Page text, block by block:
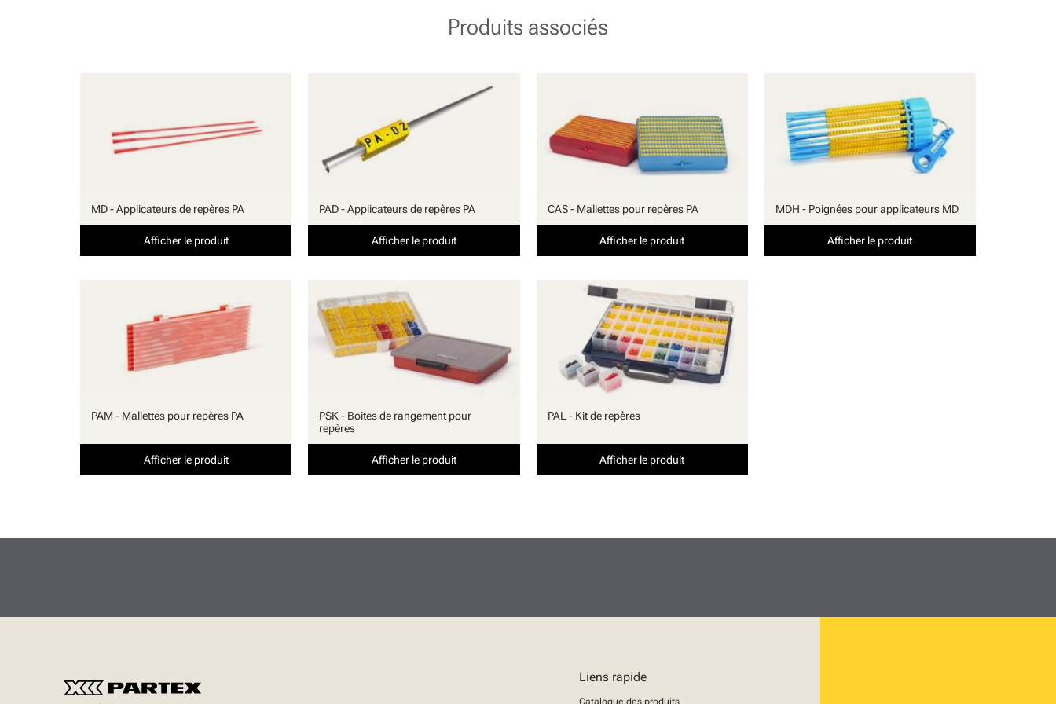
Produits associés
MD - Applicateurs de repères PA
Afficher le produit
PAD - Applicateurs de repères PA
Afficher le produit
CAS - Mallettes pour repères PA
Afficher le produit
MDH - Poignées pour applicateurs MD
Afficher le produit
PAM - Mallettes pour repères PA
Afficher le produit
PSK - Boites de rangement pour
repères
Afficher le produit
PAL - Kit de repères
Afficher le produit
Liens rapide
Catalogue des produits